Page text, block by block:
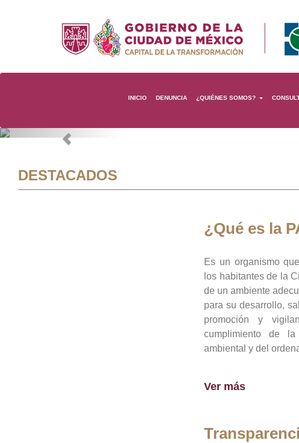
INICIO DENUNCIA ¿QUIÉNES SOMOS?
Previous
DESTACADOS
¿Qué es la
Es un organismo
los habitantes de la
de un ambiente
para su desarrollo,
promoción y
cumplimiento de la
ambiental y del
Ver más